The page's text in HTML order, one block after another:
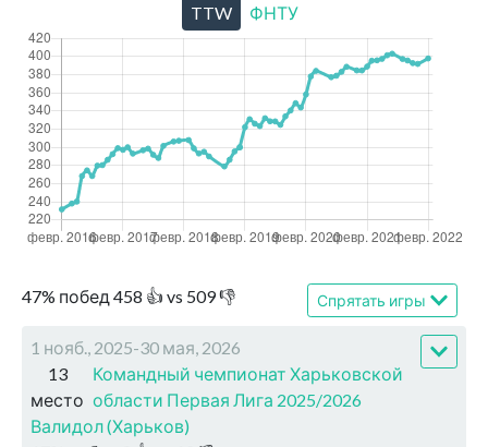
47% побед 458 👍 vs 509👎 Спрятать игры
1 нояб., 2025-30 мая, 2026
13
место
Командный чемпионат Харьковской
области Первая Лига 2025/2026
Валидол (Харьков)
TTW ФНТУ